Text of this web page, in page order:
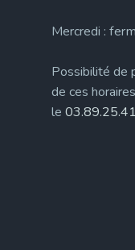
Mercredi :
Possibilité de
de ces
le